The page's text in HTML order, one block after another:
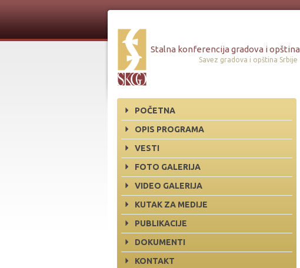
Stalna konferencija gradova i opština
Savez gradova i opština Srbije
POČETNA
OPIS PROGRAMA
VESTI
FOTO GALERIJA
VIDEO GALERIJA
KUTAK ZA MEDIJE
PUBLIKACIJE
DOKUMENTI
KONTAKT